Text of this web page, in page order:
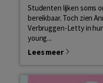
Studenten lijken soms
bereikbaar. Toch zien
Verbruggen-Letty in
young...
Lees meer